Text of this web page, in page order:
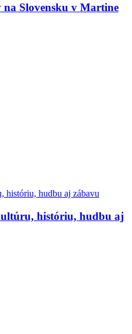
Slovensku v Martine
históriu, hudbu aj